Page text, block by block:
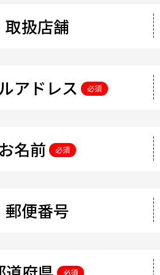
取扱店舗
アドレス 必須
お名前 必須
郵便番号
必須